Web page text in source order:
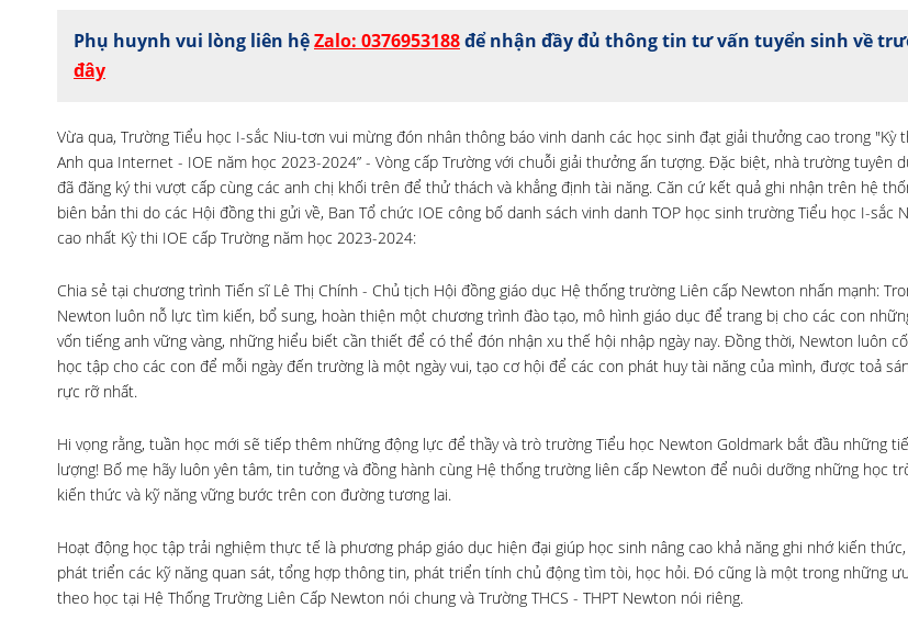
Phụ huynh vui lòng liên hệZalo: 0376953188để nhận đầy đủ thông tin tư vấn tuyển sinh về
đây
Vừa qua, Trường Tiểu học I-sắc Niu-tơn vui mừng đón nhân thông báo vinh danh các học sinh đạt giải thưởng cao trong "Kỳ
Anh qua Internet - IOE năm học 2023-2024” - Vòng cấp Trường với chuỗi giải thưởng ấn tượng. Đặc biệt, nhà trường tuyên
đã đăng ký thi vượt cấp cùng các anh chị khối trên để thử thách và khẳng định tài năng. Căn cứ kết quả ghi nhận trên hệ
biên bản thi do các Hội đồng thi gửi về, Ban Tổ chức IOE công bố danh sách vinh danh TOP học sinh trường Tiểu học I-sắc
cao nhất Kỳ thi IOE cấp Trường năm học 2023-2024:
Chia sẻ tại chương trình Tiến sĩ Lê Thị Chính - Chủ tịch Hội đồng giáo dục Hệ thống trường Liên cấp Newton nhấn mạnh:
Newton luôn nỗ lực tìm kiến, bổ sung, hoàn thiện một chương trình đào tạo, mô hình giáo dục để trang bị cho các con
vốn tiếng anh vững vàng, những hiểu biết cần thiết để có thể đón nhận xu thế hội nhập ngày nay. Đồng thời, Newton luôn
học tập cho các con để mỗi ngày đến trường là một ngày vui, tạo cơ hội để các con phát huy tài năng của mình, được toả
rực rỡ nhất.
Hi vọng rằng, tuần học mới sẽ tiếp thêm những động lực để thầy và trò trường Tiểu học Newton Goldmark bắt đầu những
lượng! Bố mẹ hãy luôn yên tâm, tin tưởng và đồng hành cùng Hệ thống trường liên cấp Newton để nuôi dưỡng những học
kiến thức và kỹ năng vững bước trên con đường tương lai.
Hoạt động học tập trải nghiệm thực tế là phương pháp giáo dục hiện đại giúp học sinh nâng cao khả năng ghi nhớ kiến
phát triển các kỹ năng quan sát, tổng hợp thông tin, phát triển tính chủ động tìm tòi, học hỏi. Đó cũng là một trong những
theo học tại Hệ Thống Trường Liên Cấp Newton nói chung và Trường THCS - THPT Newton nói riêng.